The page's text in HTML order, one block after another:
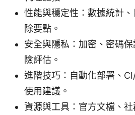
性能與穩定性：數據統計
除要點。
安全與隱私：加密、密碼
險評估。
進階技巧：自動化部署、
使用建議。
資源與工具：官方文檔、